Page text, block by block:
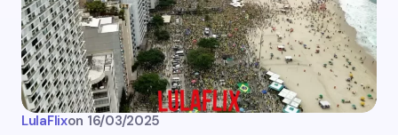
LulaFlixon 16/03/2025